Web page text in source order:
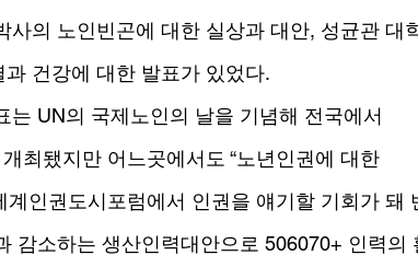
사의 노인빈곤에 대한 실상과 대안, 성균관 대
건강에 대한 발표가 있었다.
는 UN의 국제노인의 날을 기념해 전국에서
최됐지만 어느곳에서도 “노년인권에 대한
계인권도시포럼에서 인권을 얘기할 기회가 돼
감소하는 생산인력대안으로 506070+ 인력의